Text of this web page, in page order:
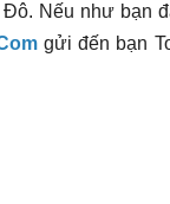
Nếu như bạn
gửi đến bạn